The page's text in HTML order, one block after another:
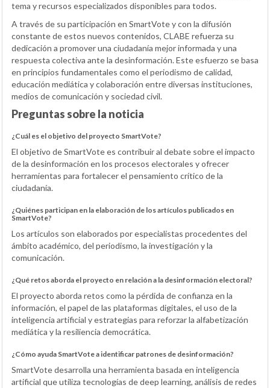
tema y recursos especializados disponibles para todos.
A través de su participación en SmartVote y con la difusión
constante de estos nuevos contenidos, CLABE refuerza su
dedicación a promover una ciudadanía mejor informada y una
respuesta colectiva ante la desinformación. Este esfuerzo se basa
en principios fundamentales como el periodismo de calidad,
educación mediática y colaboración entre diversas instituciones,
medios de comunicación y sociedad civil.
Preguntas sobre la noticia
¿Cuál es el objetivo del proyecto SmartVote?
El objetivo de SmartVote es contribuir al debate sobre el impacto
de la desinformación en los procesos electorales y ofrecer
herramientas para fortalecer el pensamiento crítico de la
ciudadanía.
¿Quiénes participan en la elaboración de los artículos publicados en
SmartVote?
Los artículos son elaborados por especialistas procedentes del
ámbito académico, del periodismo, la investigación y la
comunicación.
¿Qué retos aborda el proyecto en relación a la desinformación electoral?
El proyecto aborda retos como la pérdida de confianza en la
información, el papel de las plataformas digitales, el uso de la
inteligencia artificial y estrategias para reforzar la alfabetización
mediática y la resiliencia democrática.
¿Cómo ayuda SmartVote a identificar patrones de desinformación?
SmartVote desarrolla una herramienta basada en inteligencia
artificial que utiliza tecnologías de deep learning, análisis de redes